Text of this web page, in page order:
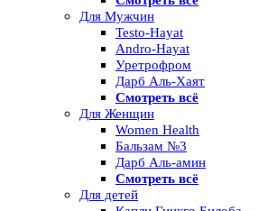
Для Мужчин
Testo-Hayat
Andro-Hayat
Уретрофром
Дарб Аль-Хаят
Смотреть всё
Для Женщин
Women Health
Бальзам №3
Дарб Аль-амин
Смотреть всё
Для детей